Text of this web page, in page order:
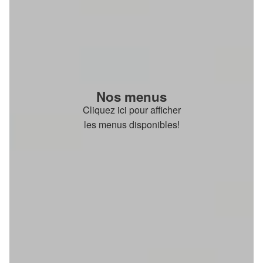
Nos menus
Cliquez ici pour afficher
les menus disponibles!